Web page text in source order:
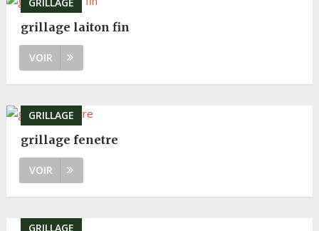
grillage laiton fin
VOIR
GRILLAGE
grillage fenetre
VOIR
GRILLAGE